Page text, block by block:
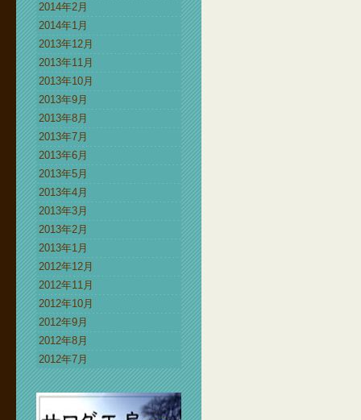
2014年2月
2014年1月
2013年12月
2013年11月
2013年10月
2013年9月
2013年8月
2013年7月
2013年6月
2013年5月
2013年4月
2013年3月
2013年2月
2013年1月
2012年12月
2012年11月
2012年10月
2012年9月
2012年8月
2012年7月